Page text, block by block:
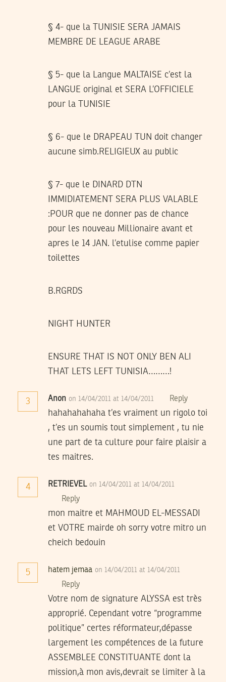
§ 4- que la TUNISIE SERA JAMAIS
MEMBRE DE LEAGUE ARABE
§ 5- que la Langue MALTAISE c’est la
LANGUE original et SERA L’OFFICIELE
pour la TUNISIE
§ 6- que le DRAPEAU TUN doit changer
aucune simb.RELIGIEUX au public
§ 7- que le DINARD DTN
IMMIDIATEMENT SERA PLUS VALABLE
:POUR que ne donner pas de chance
pour les nouveau Millionaire avant et
apres le 14 JAN. l’etulise comme papier
toilettes
B.RGRDS
NIGHT HUNTER
ENSURE THAT IS NOT ONLY BEN ALI
THAT LETS LEFT TUNISIA………!
3 Anon on 14/04/2011 at 14/04/2011 Reply
hahahahahaha t’es vraiment un rigolo toi
, t’es un soumis tout simplement , tu nie
une part de ta culture pour faire plaisir a
tes maitres.
4 RETRIEVEL on 14/04/2011 at 14/04/2011
Reply
mon maitre et MAHMOUD EL-MESSADI
et VOTRE mairde oh sorry votre mitro un
cheich bedouin
5 hatem jemaa on 14/04/2011 at 14/04/2011
Reply
Votre nom de signature ALYSSA est très
approprié. Cependant votre “programme
politique” certes réformateur,dépasse
largement les compétences de la future
ASSEMBLEE CONSTITUANTE dont la
mission,à mon avis,devrait se limiter à la